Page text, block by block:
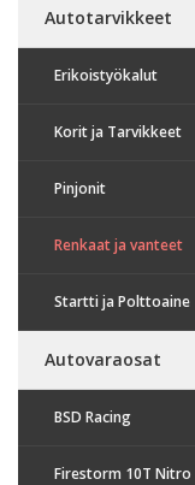
Autotarvikkeet
Erikoistyökalut
Korit ja Tarvikkeet
Pinjonit
Renkaat ja vanteet
Startti ja Polttoaine
Autovaraosat
BSD Racing
Firestorm 10T Nitro